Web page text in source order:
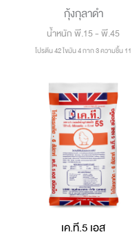
กุ้งกุลาดำ
น้ำหนัก พี.15 - พี.45
โปรตีน 42 ไขมัน 4 กาก 3 ความชื้น 11
เค.ที.5 เอส